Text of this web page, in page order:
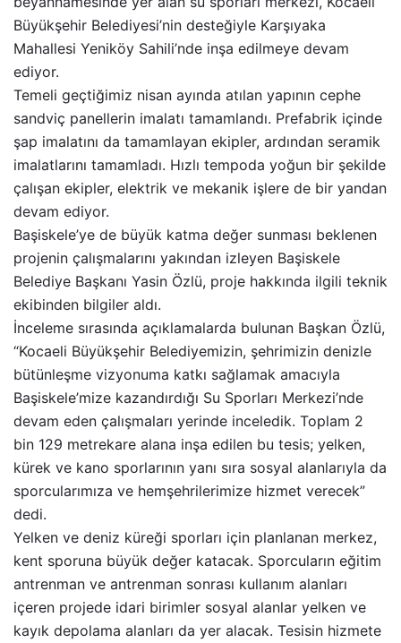
Büyükşehir Belediyesi’nin desteğiyle Karşıyaka
Mahallesi Yeniköy Sahili’nde inşa edilmeye devam
ediyor.
Temeli geçtiğimiz nisan ayında atılan yapının cephe
sandviç panellerin imalatı tamamlandı. Prefabrik içinde
şap imalatını da tamamlayan ekipler, ardından seramik
imalatlarını tamamladı. Hızlı tempoda yoğun bir şekilde
çalışan ekipler, elektrik ve mekanik işlere de bir yandan
devam ediyor.
Başiskele’ye de büyük katma değer sunması beklenen
projenin çalışmalarını yakından izleyen Başiskele
Belediye Başkanı Yasin Özlü, proje hakkında ilgili teknik
ekibinden bilgiler aldı.
İnceleme sırasında açıklamalarda bulunan Başkan Özlü,
“Kocaeli Büyükşehir Belediyemizin, şehrimizin denizle
bütünleşme vizyonuma katkı sağlamak amacıyla
Başiskele’mize kazandırdığı Su Sporları Merkezi’nde
devam eden çalışmaları yerinde inceledik. Toplam 2
bin 129 metrekare alana inşa edilen bu tesis; yelken,
kürek ve kano sporlarının yanı sıra sosyal alanlarıyla da
sporcularımıza ve hemşehrilerimize hizmet verecek”
dedi.
Yelken ve deniz küreği sporları için planlanan merkez,
kent sporuna büyük değer katacak. Sporcuların eğitim
antrenman ve antrenman sonrası kullanım alanları
içeren projede idari birimler sosyal alanlar yelken ve
kayık depolama alanları da yer alacak. Tesisin hizmete